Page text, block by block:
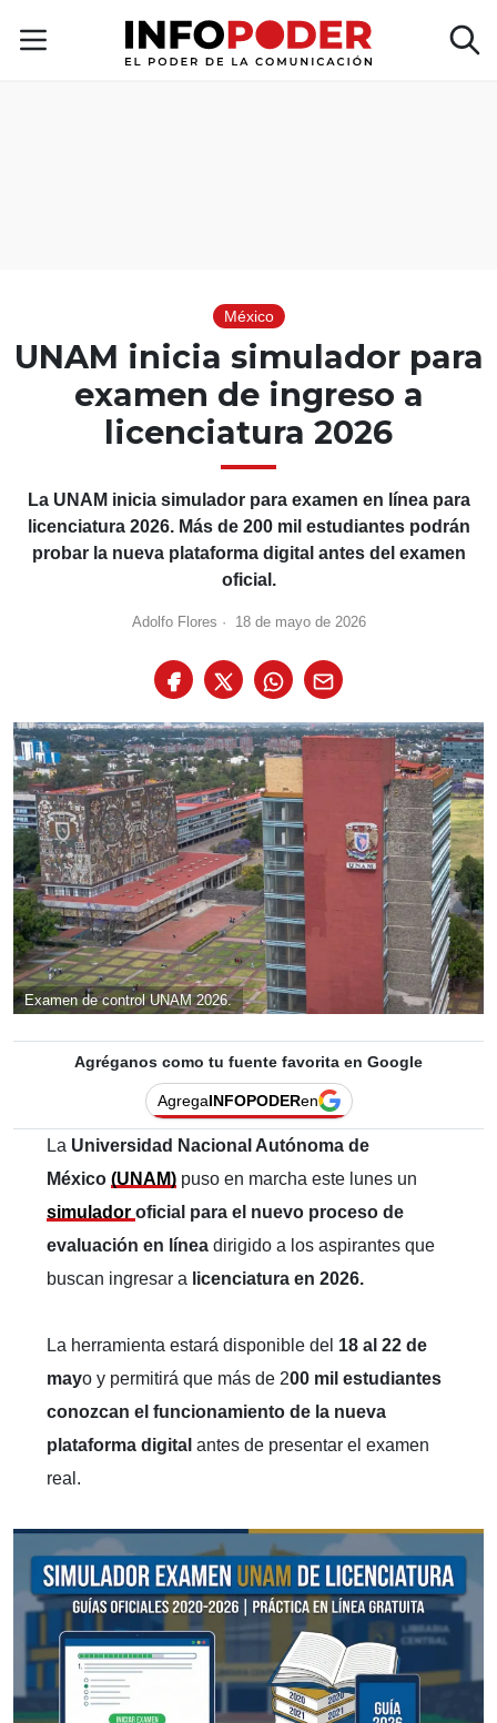
México
UNAM inicia simulador para
examen de ingreso a
licenciatura 2026
La UNAM inicia simulador para examen en línea para
licenciatura 2026. Más de 200 mil estudiantes podrán
probar la nueva plataforma digital antes del examen
oficial.
Adolfo Flores · 18 de mayo de 2026
Examen de control UNAM 2026.
Agréganos como tu fuente favorita en Google
AgregaINFOPODERen
La Universidad Nacional Autónoma de
México (UNAM) puso en marcha este lunes un
simulador oficial para el nuevo proceso de
evaluación en línea dirigido a los aspirantes que
buscan ingresar a licenciatura en 2026.
La herramienta estará disponible del 18 al 22 de
mayo y permitirá que más de 200 mil estudiantes
conozcan el funcionamiento de la nueva
plataforma digital antes de presentar el examen
real.